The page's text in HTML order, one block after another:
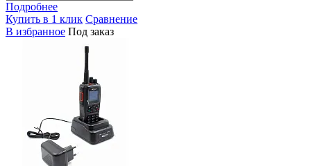
Подробнее
Купить в 1 клик Сравнение
В избранное Под заказ